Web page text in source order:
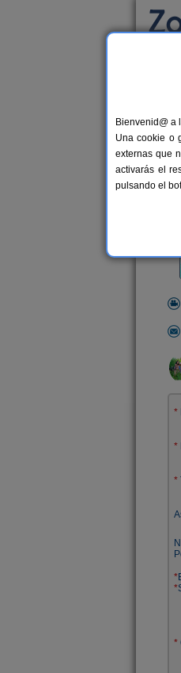
Bienvenid@ a
Una cookie o
externas que
activarás el
pulsando el